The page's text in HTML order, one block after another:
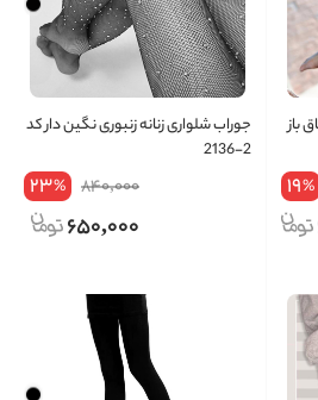
باز
19%
جوراب شلواری زنانه زنبوری نگین دار کد
2-2136
840,000
23%
650,000